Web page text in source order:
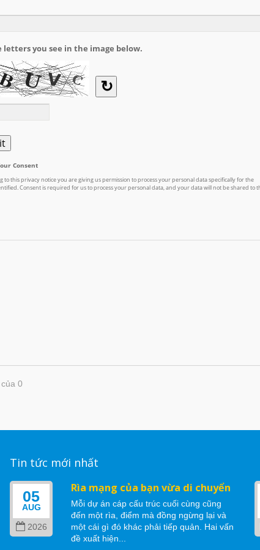
0
Tin tức mới nhất
05
AUG
2026
Rìa mạng của bạn vừa di chuyển
Mỗi dự án cáp cấu trúc cuối cùng cũng
đến một rìa, điểm mà đồng ngừng lại và
một cái gì đó khác phải tiếp quản. Hai vấn
đề xuất hiện...